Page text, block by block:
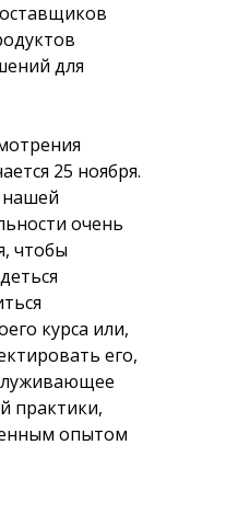
для
25 ноября.
очень
чтобы
курса или,
его,
практики,
опытом